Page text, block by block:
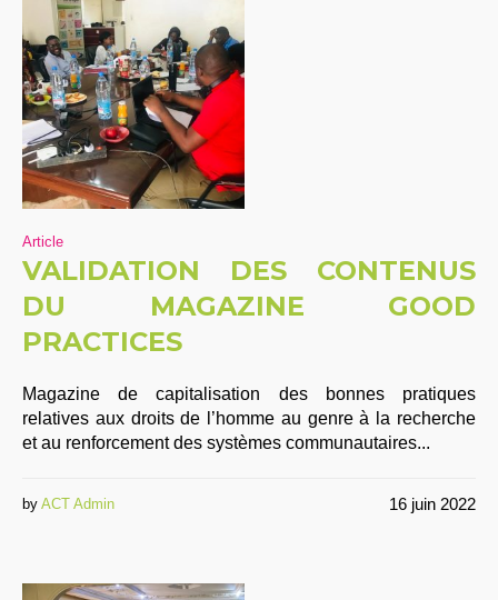
Article
VALIDATION DES CONTENUS
DU MAGAZINE GOOD
PRACTICES
Magazine de capitalisation des bonnes pratiques
relatives aux droits de l’homme au genre à la recherche
et au renforcement des systèmes communautaires...
16 juin 2022
by ACT Admin